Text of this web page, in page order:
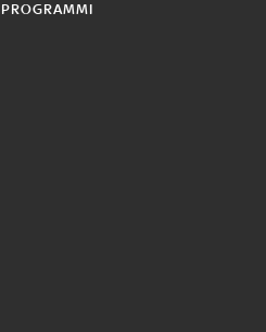
PROGRAMMI